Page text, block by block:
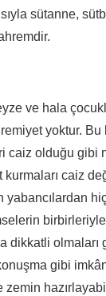
sütanne,
ve hala
yoktur.
caiz olduğu gibi
caiz
yabancılardan
dikkatli olmaları
gibi
zemin